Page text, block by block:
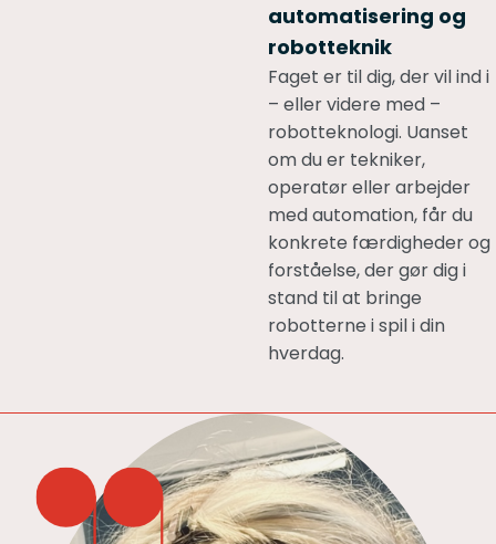
automatisering og
robotteknik
Faget er til dig, der vil ind i
– eller videre med –
robotteknologi. Uanset
om du er tekniker,
operatør eller arbejder
med automation, får du
konkrete færdigheder og
forståelse, der gør dig i
stand til at bringe
robotterne i spil i din
hverdag.